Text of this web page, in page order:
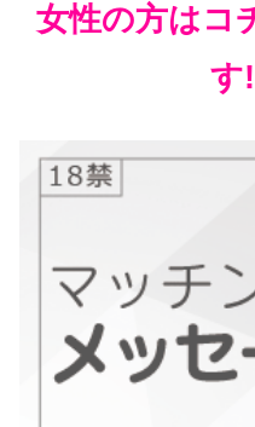
女性の方はコ
す